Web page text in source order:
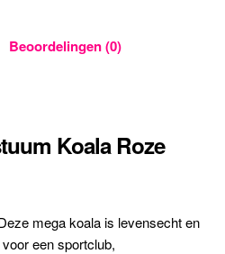
Beoordelingen (0)
Koala Roze
mega koala is levensecht en
een sportclub,